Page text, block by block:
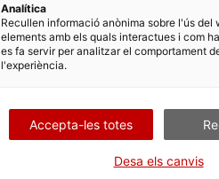
Analítica
Recullen informació anònima sobre l'ús del
elements amb els quals interactues i com
es fa servir per analitzar el comportament
l'experiència.
Accepta-les totes
Desa els canvis